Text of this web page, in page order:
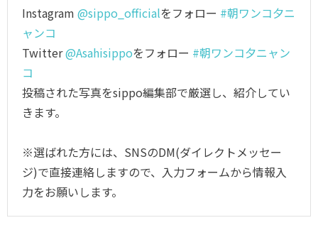
Instagram @sippo_officialをフォロー #朝ワンコ夕ニ
ャンコ
Twitter@Asahisippoをフォロー #朝ワンコ夕ニャン
コ
投稿された写真をsippo編集部で厳選し、紹介してい
きます。
※選ばれた方には、SNSのDM(ダイレクトメッセー
ジ)で直接連絡しますので、入力フォームから情報入
力をお願いします。